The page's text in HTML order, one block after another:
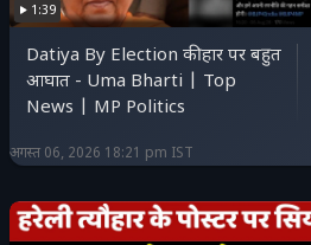
1:39
Datiya By Election की हार पर बहुत
आघात - Uma Bharti | Top
News | MP Politics
अगस्त 06, 2026 18:21 pm IST